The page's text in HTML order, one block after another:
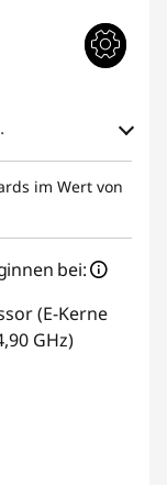
im Wert von
bei:
(E-Kerne
GHz)